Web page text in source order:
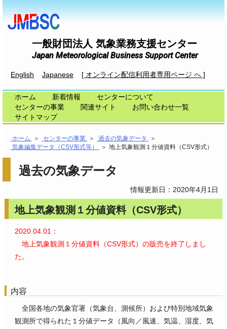
一般財団法人 気象業務支援センター
Japan Meteorological Business Support Center
English Japanese [ オンライン配信利用者専用ページ へ ]
ホーム 新着情報
センターについて
センターの事業
関連サイト
お問い合わせ一覧
サイトマップ
ホーム ＞ センターの事業 ＞ 過去の気象データ
＞
気象編集データ（CSV形式等）
＞ 地上気象観測１分値資料（CSV形式）
過去の気象データ
情報更新日：2020年4月1日
地上気象観測１分値資料（CSV形式）
2020.04.01：
地上気象観測１分値資料（CSV形式）の販売を終了しまし
た。
内容
全国各地の気象官署（気象台、測候所）および特別地域気象
観測所で得られた１分値データ（風向／風速、気温、湿度、気